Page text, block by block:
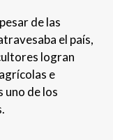
de las
el país,
logran
e
uno de los